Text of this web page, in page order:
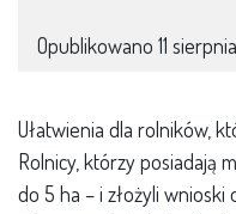
Opublikowano 11
Ułatwienia dla rolników,
Rolnicy, którzy posiadają
do 5 ha – i złożyli wnioski